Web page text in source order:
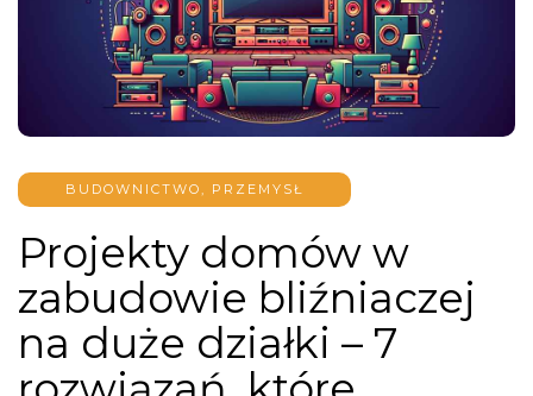
BUDOWNICTWO, PRZEMYSŁ
Projekty domów w
zabudowie bliźniaczej
na duże działki – 7